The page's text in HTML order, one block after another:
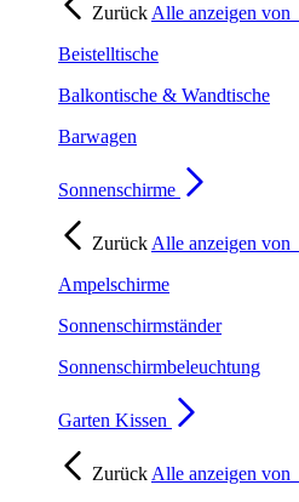
Zurück Alle anzeigen von
Beistelltische
Balkontische & Wandtische
Barwagen
Sonnenschirme
Zurück Alle anzeigen von
Ampelschirme
Sonnenschirmständer
Sonnenschirmbeleuchtung
Garten Kissen
Zurück Alle anzeigen von